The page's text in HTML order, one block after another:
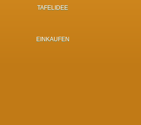
TAFELIDEE
EINKAUFEN